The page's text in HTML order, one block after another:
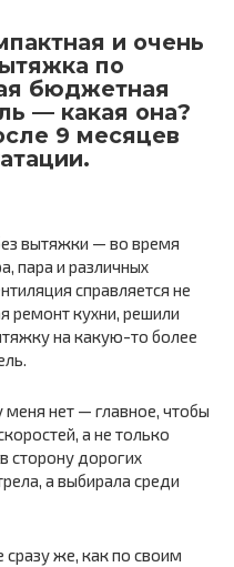
и очень
по
бюджетная
— какая она?
9 месяцев
вытяжки — во время
пара и различных
справляется не
ремонт кухни, решили
на какую-то более
нет — главное, чтобы
а не только
сторону дорогих
а выбирала среди
сразу же, как по своим